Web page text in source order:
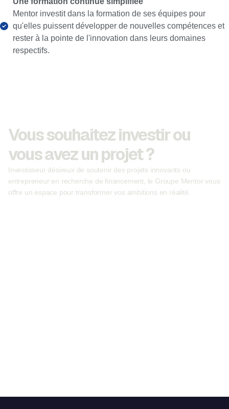
Mentor investit dans la formation de ses équipes pour
qu'elles puissent développer de nouvelles compétences et
rester à la pointe de l'innovation dans leurs domaines
respectifs.
Vous souhaitez investir ou
vous avez un projet ?
Investisseur désireux de soutenir des projets innovants ou
entrepreneur en recherche de financement, le Groupe Mentor vous
offre un espace pour transformer vos ambitions en réalité.